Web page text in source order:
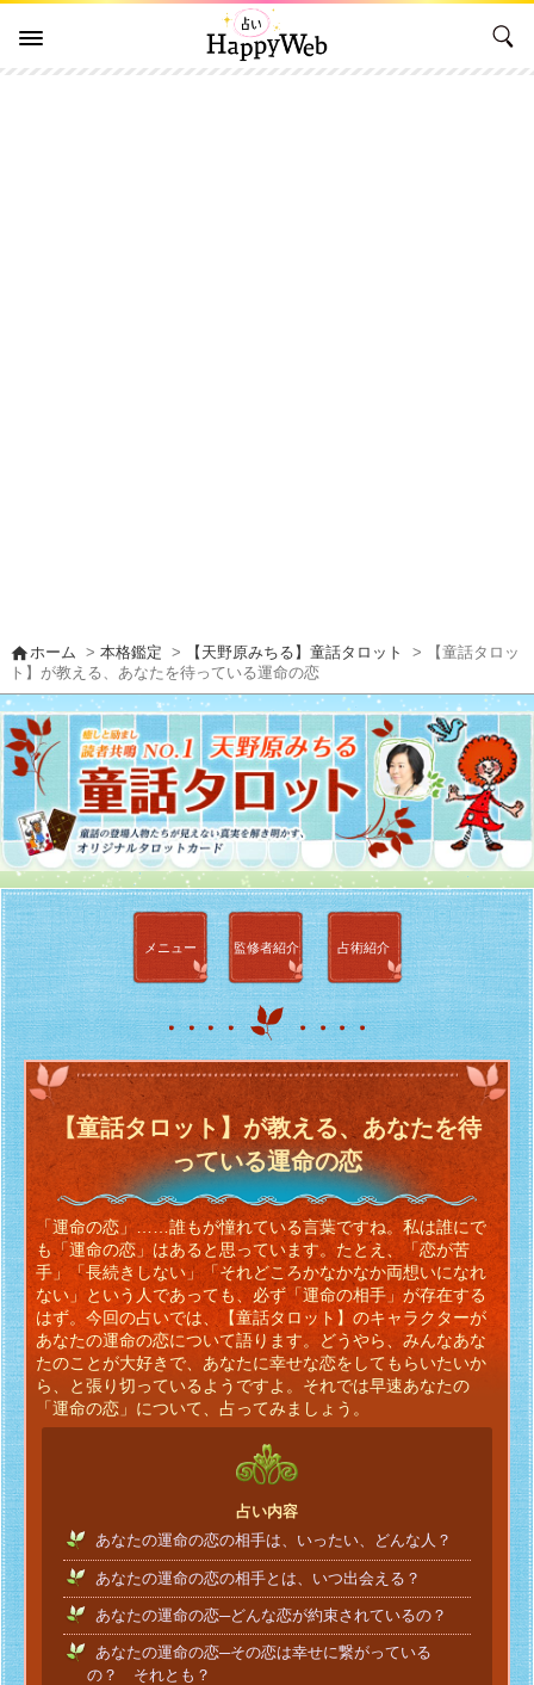
homeホーム >本格鑑定 > 【天野原みちる】童話タロット
> 【童話タロッ
ト】が教える、あなたを待っている運命の恋
メニュー 監修者紹介 占術紹介
【童話タロット】が教える、あなたを待
っている運命の恋
「運命の恋」……誰もが憧れている言葉ですね。私は誰にで
も「運命の恋」はあると思っています。たとえ、「恋が苦
手」「長続きしない」「それどころかなかなか両想いになれ
ない」という人であっても、必ず「運命の相手」が存在する
はず。今回の占いでは、【童話タロット】のキャラクターが
あなたの運命の恋について語ります。どうやら、みんなあな
たのことが大好きで、あなたに幸せな恋をしてもらいたいか
ら、と張り切っているようですよ。それでは早速あなたの
「運命の恋」について、占ってみましょう。
占い内容
あなたの運命の恋の相手は、いったい、どんな人？
あなたの運命の恋の相手とは、いつ出会える？
あなたの運命の恋─どんな恋が約束されているの？
あなたの運命の恋─その恋は幸せに繋がっている
の？ それとも？